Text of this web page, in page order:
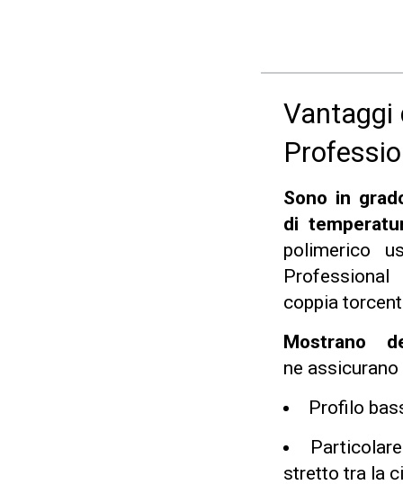
Vantaggi
Sono in
di
polimerico
coppia
Mostrano
ne
Profilo
stretto tra la